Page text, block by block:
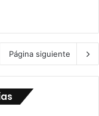
Página siguiente